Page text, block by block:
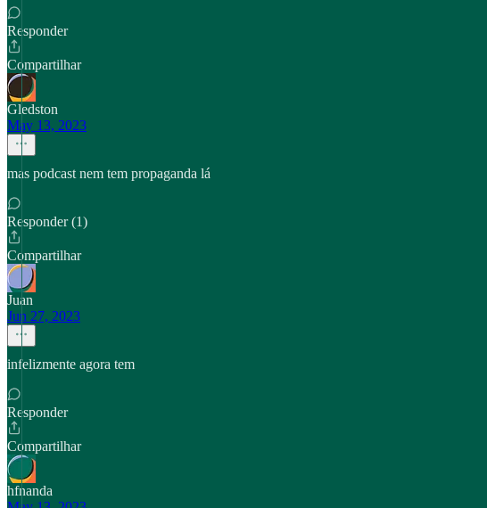
Responder
Compartilhar
Gledston
May 13, 2023
mas podcast nem tem propaganda lá
Responder (1)
Compartilhar
Juan
Jun 27, 2023
infelizmente agora tem
Responder
Compartilhar
hfnanda